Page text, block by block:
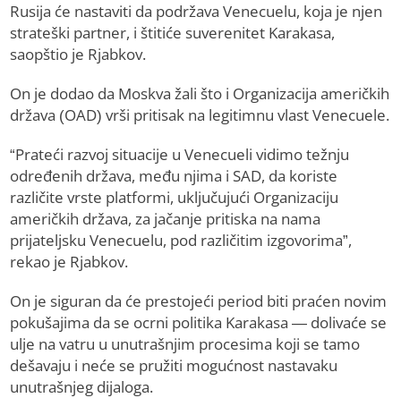
Rusija će nastaviti da podržava Venecuelu, koja je njen
strateški partner, i štitiće suverenitet Karakasa,
saopštio je Rjabkov.
On je dodao da Moskva žali što i Organizacija američkih
država (OAD) vrši pritisak na legitimnu vlast Venecuele.
“Prateći razvoj situacije u Venecueli vidimo težnju
određenih država, među njima i SAD, da koriste
različite vrste platformi, uključujući Organizaciju
američkih država, za jačanje pritiska na nama
prijateljsku Venecuelu, pod različitim izgovorima”,
rekao je Rjabkov.
On je siguran da će prestojeći period biti praćen novim
pokušajima da se ocrni politika Karakasa — dolivaće se
ulje na vatru u unutrašnjim procesima koji se tamo
dešavaju i neće se pružiti mogućnost nastavaku
unutrašnjeg dijaloga.